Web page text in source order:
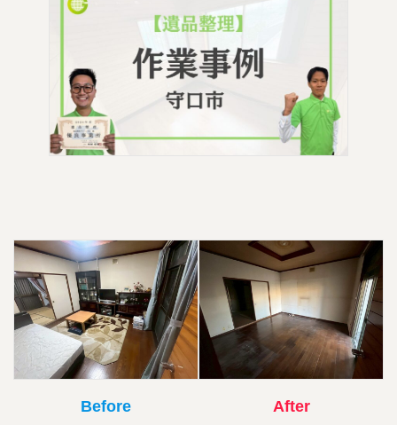
更
新
日
時
Before After